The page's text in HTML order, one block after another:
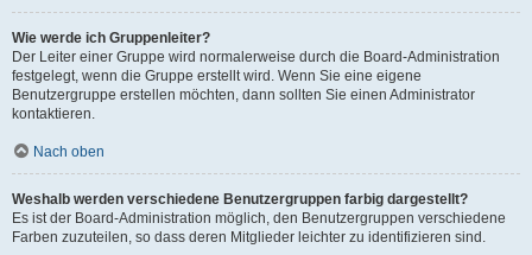
Wie werde ich Gruppenleiter?
Der Leiter einer Gruppe wird normalerweise durch die Board-Administration
festgelegt, wenn die Gruppe erstellt wird. Wenn Sie eine eigene
Benutzergruppe erstellen möchten, dann sollten Sie einen Administrator
kontaktieren.
Nach oben
Weshalb werden verschiedene Benutzergruppen farbig dargestellt?
Es ist der Board-Administration möglich, den Benutzergruppen verschiedene
Farben zuzuteilen, so dass deren Mitglieder leichter zu identifizieren sind.